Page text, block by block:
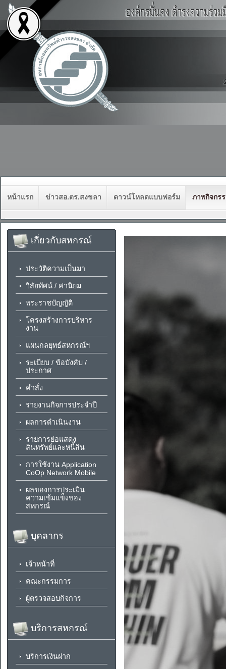
หน้าแรก ข่าวสอ.ตร.สงขลา ดาวน์โหลดแบบฟอร์ม ภาพกิจกร
เกี่ยวกับสหกรณ์
ประวัติความเป็นมา
วิสัยทัศน์ / ค่านิยม
พระราชบัญญัติ
โครงสร้างการบริหาร
งาน
แผนกลยุทธ์สหกรณ์ฯ
ระเบียบ / ข้อบังคับ /
ประกาศ
คำสั่ง
รายงานกิจการประจำปี
ผลการดำเนินงาน
รายการย่อแสดง
สินทรัพย์และหนี้สิน
การใช้งาน Application
CoOp Network Mobile
ผลของการประเมิน
ความเข้มแข็งของ
สหกรณ์
บุคลากร
เจ้าหน้าที่
คณะกรรมการ
ผู้ตรวจสอบกิจการ
บริการสหกรณ์
บริการเงินฝาก